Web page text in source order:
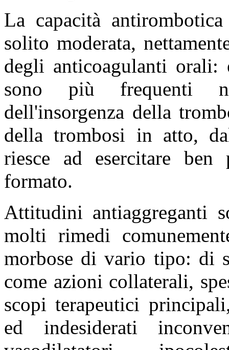
La capacità
solito moderata,
degli anticoagulanti orali:
sono più frequenti
dell'insorgenza della
della trombosi in atto,
riesce ad esercitare
formato.
Attitudini antiaggreganti
molti rimedi
morbose di vario tipo: di
come azioni collaterali,
scopi terapeutici
ed indesiderati